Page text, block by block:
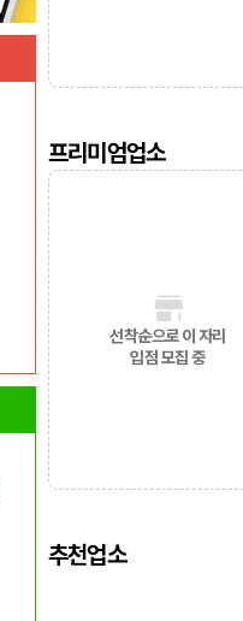
프리미엄업소
선착순으로 이 자리
입점 모집 중
추천업소